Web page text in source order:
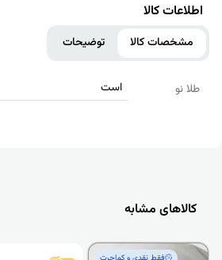
اطلاعات کالا
مشخصات کالا توضیحات
طلا نو است
کالاهای مشابه